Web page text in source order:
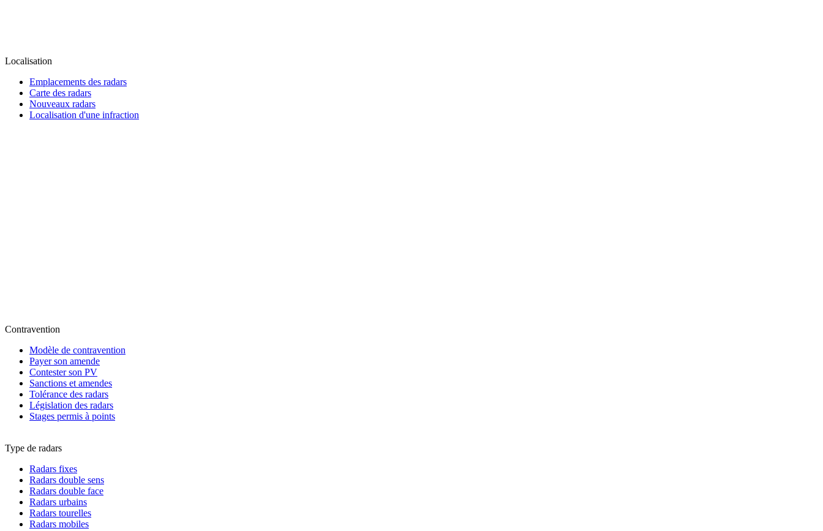
Localisation
Emplacements des radars
Carte des radars
Nouveaux radars
Localisation d'une infraction
Contravention
Modèle de contravention
Payer son amende
Contester son PV
Sanctions et amendes
Tolérance des radars
Législation des radars
Stages permis à points
Type de radars
Radars fixes
Radars double sens
Radars double face
Radars urbains
Radars tourelles
Radars mobiles